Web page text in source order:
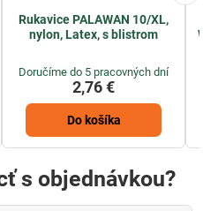
Rukavice PALAWAN 10/XL,
nylon, Latex, s blistrom
Doručíme do 5 pracovných dní
2,76 €
Do košíka
s objednávkou?